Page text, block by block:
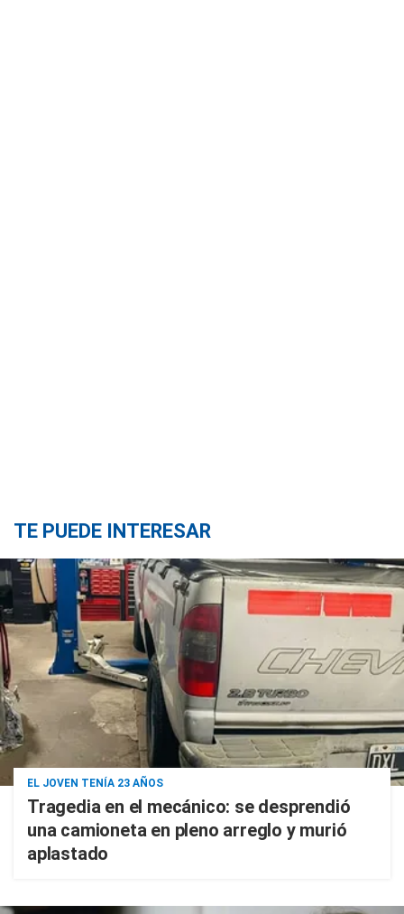
TE PUEDE INTERESAR
EL JOVEN TENÍA 23 AÑOS
Tragedia en el mecánico: se desprendió
una camioneta en pleno arreglo y murió
aplastado